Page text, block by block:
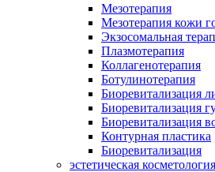
Мезотерапия
Мезотерапия кожи
Экзосомальная
Плазмотерапия
Коллагенотерапия
Ботулинотерапия
Биоревитализация
Биоревитализация
Биоревитализация
Контурная пластика
Биоревитализация
эстетическая косметология